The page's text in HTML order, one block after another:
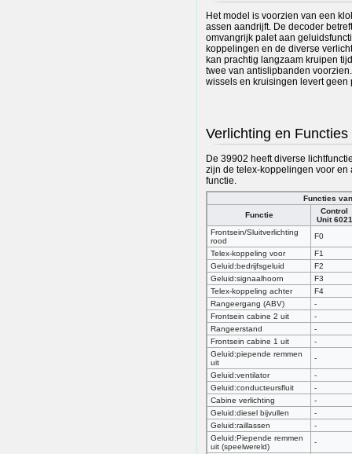
Het model is voorzien van een
assen aandrijft. De decoder
omvangrijk palet aan
koppelingen en de diverse
kan prachtig langzaam kruipen
twee van antislipbanden
wissels en kruisingen levert geen
Verlichting en Functies
De 39902 heeft diverse
zijn de telex-koppelingen voor
functie.
Functies
Functie
Control
Unit 6021
Frontsein/Sluitverlichting
rood
F0
Telex-koppeling voor
F1
Geluid:bedrijfsgeluid
F2
Geluid:signaalhoorn
F3
Telex-koppeling achter
F4
Rangeergang (ABV)
-
Frontsein cabine 2 uit
-
Rangeerstand
-
Frontsein cabine 1 uit
-
Geluid:piepende remmen
uit
-
Geluid:ventilator
-
Geluid:conducteursfluit
-
Cabine verlichting
-
Geluid:diesel bijvullen
-
Geluid:raillassen
-
Geluid:Piepende remmen
uit (speelwereld)
-